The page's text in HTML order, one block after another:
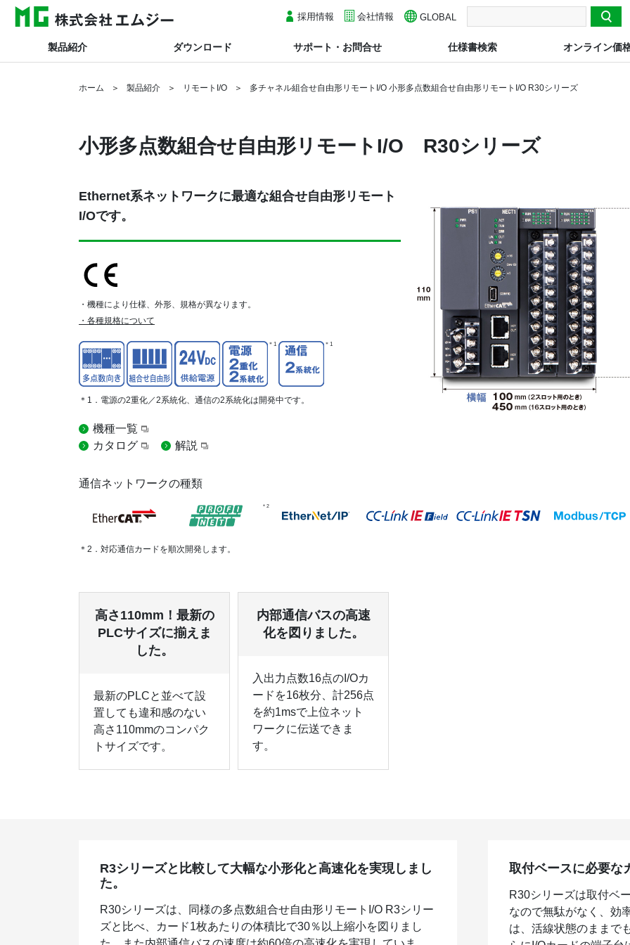
採用情報 会社情報 GLOBAL 検索
製品紹介 ダウンロード サポート・お問合せ 仕様書検索 オンライン価
ホーム 製品紹介 リモートI/O 多チャネル組合せ自由形リモートI/O 小形多点数組合せ自由形リモートI/O R30シリーズ
小形多点数組合せ自由形リモートI/O R30シリーズ
Ethernet系ネットワークに最適な組合せ自由形リモート
I/Oです。
・機種により仕様、外形、規格が異なります。
・各種規格について
＊1 ＊1
＊1．電源の2重化／2系統化、通信の2系統化は開発中です。
機種一覧
カタログ
解説
通信ネットワークの種類
＊2
＊2．対応通信カードを順次開発します。
高さ110mm！最新の
PLCサイズに揃えま
した。
最新のPLCと並べて設
置しても違和感のない
高さ110mmのコンパク
トサイズです。
内部通信バスの高速
化を図りました。
入出力点数16点のI/Oカ
ードを16枚分、計256点
を約1msで上位ネット
ワークに伝送できま
す。
R3シリーズと比較して大幅な小形化と高速化を実現しまし
た。
R30シリーズは、同様の多点数組合せ自由形リモートI/O R3シリー
ズと比べ、カード1枚あたりの体積比で30％以上縮小を図りまし
取付ベースに必要な
R30シリーズは取付ベ
なので無駄がなく、効
は、活線状態のままで